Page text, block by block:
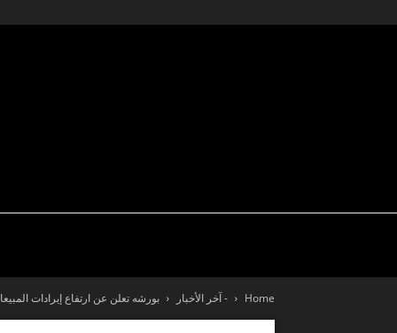
Home - آخر الأخبار بورشه تعلن عن ارتفاع إيرادات